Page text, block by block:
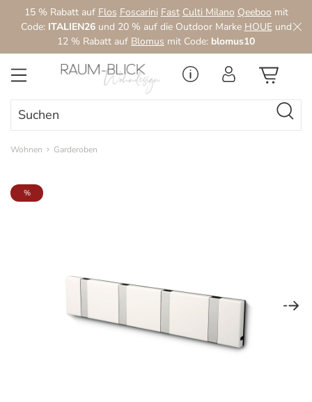
Zum Hauptinhalt springen
15 % Rabatt auf Flos Foscarini Fast Culti Milano Qeeboo mit
Code: ITALIEN26und 20 % auf die Outdoor Marke HOUEund
12 % Rabatt auf Blomus mit Code: blomus10
Wohnen Garderoben
Bildergalerie überspringen
%